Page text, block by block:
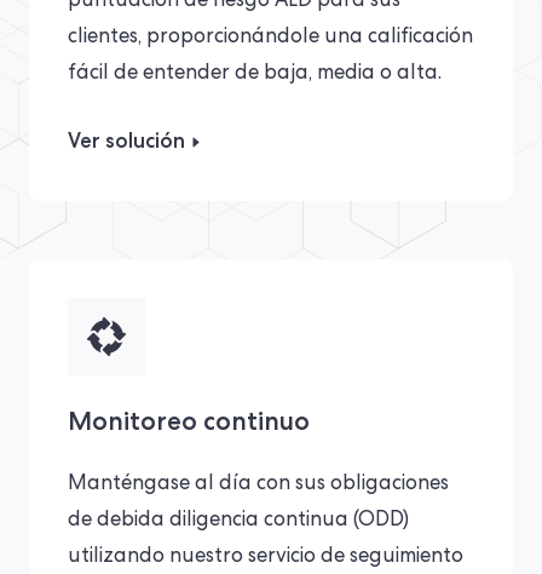
clientes, proporcionándole una calificación
fácil de entender de baja, media o alta.
Ver solución
Monitoreo continuo
Manténgase al día con sus obligaciones
de debida diligencia continua (ODD)
utilizando nuestro servicio de seguimiento